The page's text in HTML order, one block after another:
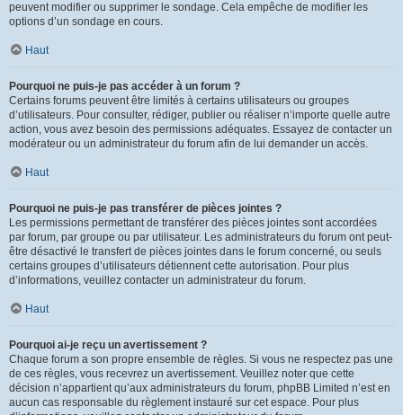
peuvent modifier ou supprimer le sondage. Cela empêche de modifier les
options d’un sondage en cours.
Haut
Pourquoi ne puis-je pas accéder à un forum ?
Certains forums peuvent être limités à certains utilisateurs ou groupes
d’utilisateurs. Pour consulter, rédiger, publier ou réaliser n’importe quelle autre
action, vous avez besoin des permissions adéquates. Essayez de contacter un
modérateur ou un administrateur du forum afin de lui demander un accès.
Haut
Pourquoi ne puis-je pas transférer de pièces jointes ?
Les permissions permettant de transférer des pièces jointes sont accordées
par forum, par groupe ou par utilisateur. Les administrateurs du forum ont peut-
être désactivé le transfert de pièces jointes dans le forum concerné, ou seuls
certains groupes d’utilisateurs détiennent cette autorisation. Pour plus
d’informations, veuillez contacter un administrateur du forum.
Haut
Pourquoi ai-je reçu un avertissement ?
Chaque forum a son propre ensemble de règles. Si vous ne respectez pas une
de ces règles, vous recevrez un avertissement. Veuillez noter que cette
décision n’appartient qu’aux administrateurs du forum, phpBB Limited n’est en
aucun cas responsable du règlement instauré sur cet espace. Pour plus